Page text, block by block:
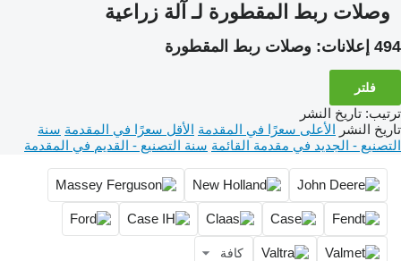
وصلات ربط المقطورة لـ آلة زراعية
494 إعلانات: وصلات ربط المقطورة
فلتر
ترتيب: تاريخ النشر
تاريخ النشر الأعلى سعرًا في المقدمة الأقل سعرًا في المقدمة سنة
التصنيع - الجديد في مقدمة القائمة سنة التصنيع - القديم في المقدمة
كافة